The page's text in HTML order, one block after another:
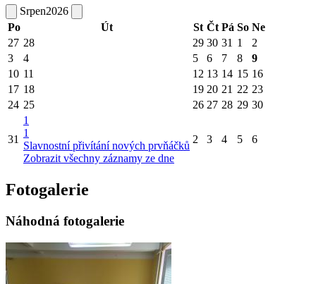
Srpen2026
Po
Út St Čt Pá So Ne
27 28 29 30 31 1
2
3
4 5 6 7 8
9
10 11 12 13 14 15 16
17 18 19 20 21 22 23
24 25 26 27 28 29 30
31
1
1
Slavnostní přivítání nových prvňáčků
Zobrazit všechny záznamy ze dne
2 3 4 5 6
Fotogalerie
Náhodná fotogalerie